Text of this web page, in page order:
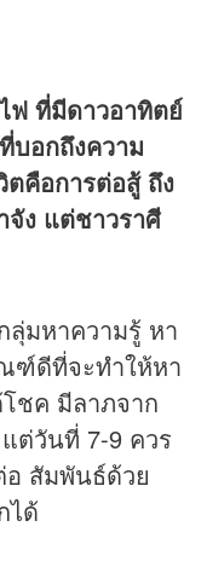
ฟ ที่มีดาวอาทิตย์
บอกถึงความ
คือการต่อสู้ ถึง
จัง แต่ชาวราศี
ลุ่มหาความรู้ หา
ฑ์ดีที่จะทำให้หา
ชค มีลาภจาก
แต่วันที่ 7-9 ควร
อ สัมพันธ์ด้วย
ได้